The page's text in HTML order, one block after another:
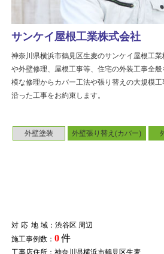
外壁塗装 外壁張り替え(カバー)
対応地域：渋谷区 周辺
施工事例数： 0件
工事店住所：神奈川県横浜市鶴見区生麦
サンケイ屋根工業株式会社
神奈川県横浜市鶴見区生麦のサンケイ屋根工
や外壁修理、屋根工事等、住宅の外装工事全
模な修理からカバー工法や張り替えの大規模
沿った工事をお約束します。